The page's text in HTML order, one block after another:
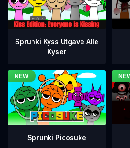
Sprunki Kyss Utgave Alle
Kyser
Sprunki Picosuke